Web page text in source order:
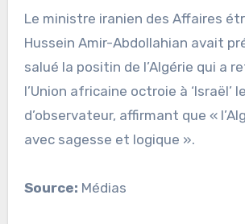
Le ministre iranien des Affaires
Hussein Amir-Abdollahian avait
salué la positin de l’Algérie qui a
l’Union africaine octroie à ‘Israël’
d’observateur, affirmant que «
avec sagesse et logique ».
Source: Médias